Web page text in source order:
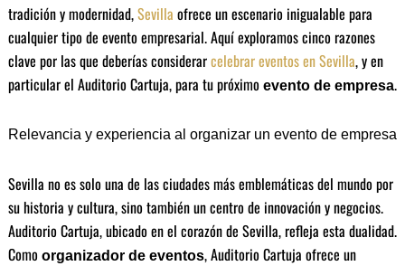
tradición y modernidad,Sevilla ofrece un escenario inigualable para
cualquier tipo de evento empresarial. Aquí exploramos cinco razones
clave por las que deberías considerarcelebrar eventos en Sevilla, y en
particular el Auditorio Cartuja, para tu próximo evento de empresa.
Relevancia y experiencia al organizar un evento de empresa
Sevilla no es solo una de las ciudades más emblemáticas del mundo por
su historia y cultura, sino también un centro de innovación y negocios.
Auditorio Cartuja, ubicado en el corazón de Sevilla, refleja esta dualidad.
Como organizador de eventos, Auditorio Cartuja ofrece un